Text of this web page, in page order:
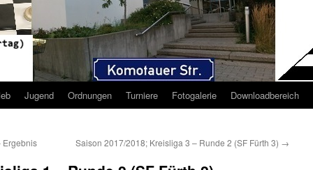
Jugend Ordnungen Turniere Fotogalerie Downloadbereich
Ergebnis Saison 2017/2018; Kreisliga 3 – Runde 2 (SF Fürth 3) →